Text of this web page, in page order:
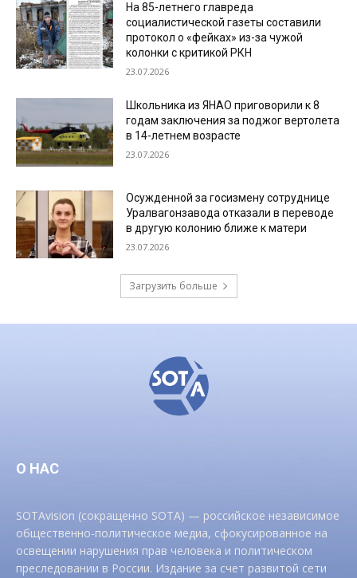
На 85-летнего главреда
социалистической газеты составили
протокол о «фейках» из-за чужой
колонки с критикой РКН
23.07.2026
Школьника из ЯНАО приговорили к 8
годам заключения за поджог вертолета
в 14-летнем возрасте
23.07.2026
Осужденной за госизмену сотруднице
Уралвагонзавода отказали в переводе
в другую колонию ближе к матери
23.07.2026
Загрузить больше
О НАС
SOTAvision (сокращенно SOTA) — российское независимое
общественно-политическое медиа, сфокусированное на
освещении нарушения прав человека и политическом
преследовании в России. Издание за счет развитой сети